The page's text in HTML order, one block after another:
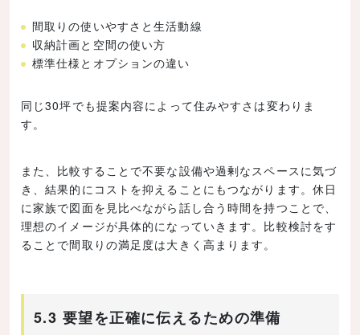
間取りの使いやすさと生活動線
収納計画と空間の使い方
標準仕様とオプションの違い
同じ30坪でも提案内容によって住みやすさは変わりま
す。
また、比較することで不要な設備や過剰なスペースに気づ
き、結果的にコストを抑えることにもつながります。休日
に家族で図面を見比べながら話し合う時間を持つことで、
理想のイメージが具体的になっていきます。比較検討をす
ることで間取りの満足度は大きく高まります。
5.3 要望を正確に伝えるための準備